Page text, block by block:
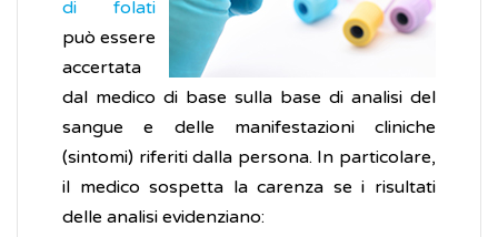
di folati
può essere
accertata
dal medico di base sulla base di analisi del
sangue e delle manifestazioni cliniche
(sintomi) riferiti dalla persona. In particolare,
il medico sospetta la carenza se i risultati
delle analisi evidenziano: